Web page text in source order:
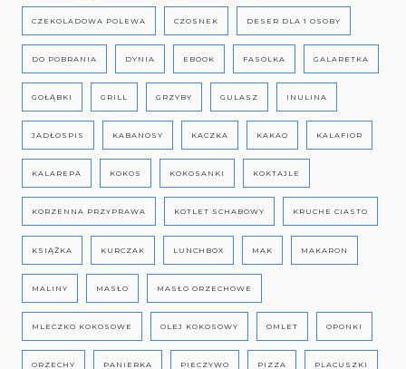
CZEKOLADOWA POLEWA CZOSNEK DESER DLA 1 OSOBY
DO POBRANIA DYNIA EBOOK FASOLKA GALARETKA
GOŁĄBKI GRILL GRZYBY GULASZ INULINA
JADŁOSPIS KABANOSY KACZKA KAKAO KALAFIOR
KALAREPA KOKOS KOKOSANKI KOKTAJLE
KORZENNA PRZYPRAWA KOTLET SCHABOWY KRUCHE CIASTO
KSIĄŻKA KURCZAK LUNCHBOX MAK MAKARON
MALINY MASŁO MASŁO ORZECHOWE
MLECZKO KOKOSOWE OLEJ KOKOSOWY OMLET OPONKI
ORZECHY PANIERKA PIECZYWO PIZZA PLACUSZKI